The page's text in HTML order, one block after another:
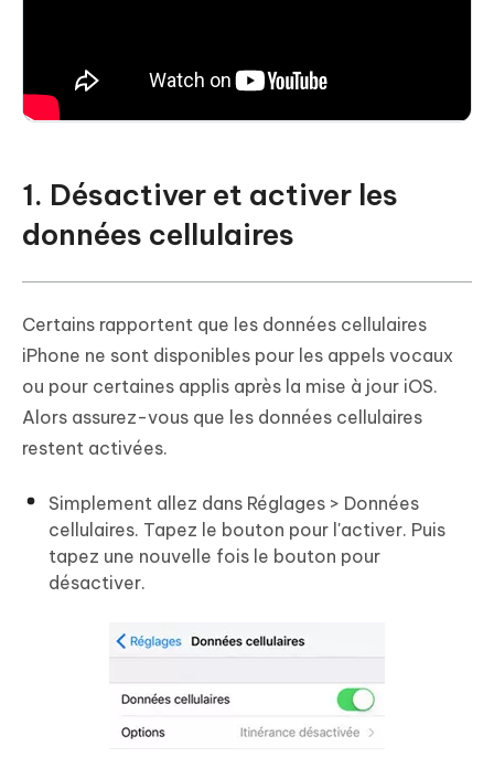
1. Désactiver et activer les
données cellulaires
Certains rapportent que les données cellulaires
iPhone ne sont disponibles pour les appels vocaux
ou pour certaines applis après la mise à jour iOS.
Alors assurez-vous que les données cellulaires
restent activées.
Simplement allez dans Réglages > Données
cellulaires. Tapez le bouton pour l'activer. Puis
tapez une nouvelle fois le bouton pour
désactiver.